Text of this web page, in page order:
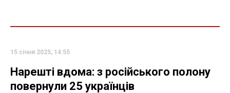
15 січня 2025, 14:55
Нарешті вдома: з російського полону
повернули 25 українців